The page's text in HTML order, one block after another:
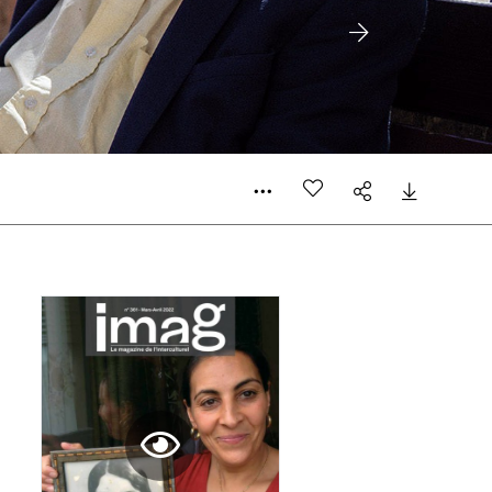
selon vos moyens et vos motivations.
commande renseigné dans le mail de confirmation et